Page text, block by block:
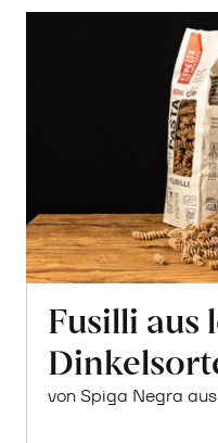
Fusilli aus
von Spiga Negra